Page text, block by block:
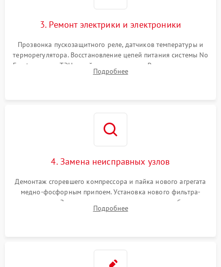
3. Ремонт электрики и электроники
Прозвонка пускозащитного реле, датчиков температуры и
терморегулятора. Восстановление цепей питания системы No
Frost, включая ТЭН оттайки и вентилятор. Ремонт или замена
платы управления при сбоях алгоритмов.
Подробнее
4. Замена неисправных узлов
Демонтаж сгоревшего компрессора и пайка нового агрегата
медно-фосфорным припоем. Установка нового фильтра-
осушителя. Замена изношенных вентиляторов обдува,
сломанных заслонок или поврежденных дверных петель.
Подробнее